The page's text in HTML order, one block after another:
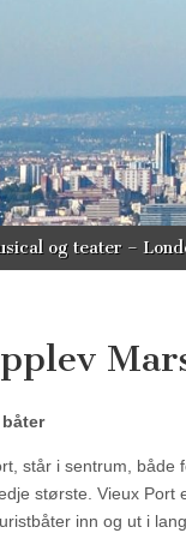
og teater –
står i sentrum,
største. Vieux
inn og ut i